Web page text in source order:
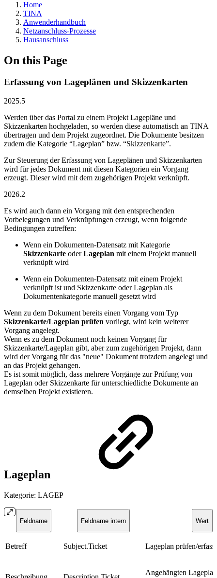
Home
TINA
Anwenderhandbuch
Netzanschluss-Prozesse
Hausanschluss
On this Page
Erfassung von Lageplänen und Skizzenkarten
2025.5
Werden über das Portal zu einem Projekt Lagepläne und
Skizzenkarten hochgeladen, so werden diese automatisch an TINA
übertragen und dem Projekt zugeordnet. Die Dokumente besitzen
zudem die Kategorie “Lageplan” bzw. “Skizzenkarte”.
Zur Steuerung der Erfassung von Lageplänen und Skizzenkarten
wird für jedes Dokument mit diesen Kategorien ein Vorgang
erzeugt. Dieser wird mit dem zugehörigen Projekt verknüpft.
2026.2
Es wird auch dann ein Vorgang mit den entsprechenden
Vorbelegungen und Verknüpfungen erzeugt, wenn folgende
Bedingungen zutreffen:
Wenn ein Dokumenten-Datensatz mit Kategorie
Skizzenkarte oderLageplan mit einem Projekt manuell
verknüpft wird
Wenn ein Dokumenten-Datensatz mit einem Projekt
verknüpft ist und Skizzenkarte oder Lageplan als
Dokumentenkategorie manuell gesetzt wird
Wenn zu dem Dokument bereits einen Vorgang vom Typ
Skizzenkarte/Lageplan prüfen vorliegt, wird kein weiterer
Vorgang angelegt.
Wenn es zu dem Dokument noch keinen Vorgang für
Skizzenkarte/Lageplan gibt, aber zum zugehörigen Projekt, dann
wird der Vorgang für das "neue" Dokument trotzdem angelegt und
an das Projekt gehangen.
Es ist somit möglich, dass mehrere Vorgänge zur Prüfung von
Lageplan oder Skizzenkarte für unterschiedliche Dokumente an
demselben Projekt existieren.
Lageplan
Kategorie: LAGEP
Feldname Feldname intern Wert
Betreff Subject.Ticket Lageplan prüfen/
Angehängten Lageplan